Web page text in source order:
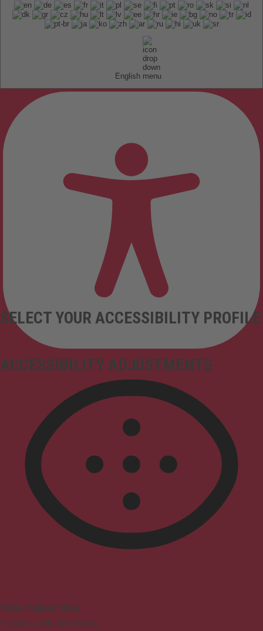
English
ACCESSIBILITY ADJUSTMENTS
SELECT YOUR ACCESSIBILITY PROFILE
Vision Impaired Mode
Enhances website's visuals